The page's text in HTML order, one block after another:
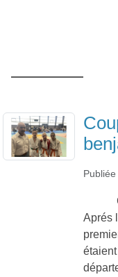
Publiée
Aprés